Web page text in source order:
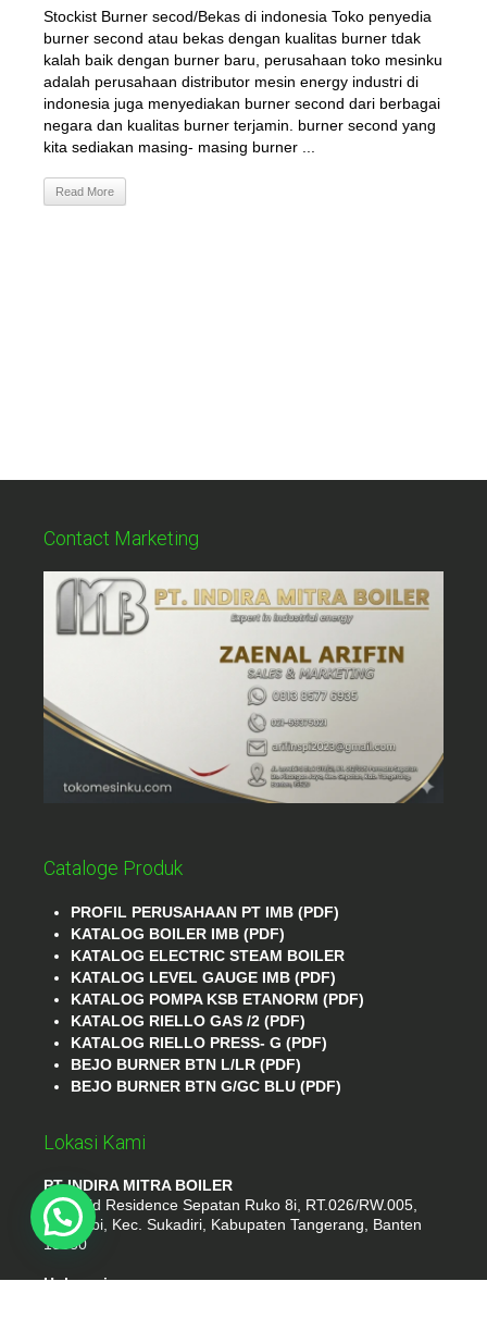
Stockist Burner secod/Bekas di indonesia Toko penyedia
burner second atau bekas dengan kualitas burner tdak
kalah baik dengan burner baru, perusahaan toko mesinku
adalah perusahaan distributor mesin energy industri di
indonesia juga menyediakan burner second dari berbagai
negara dan kualitas burner terjamin. burner second yang
kita sediakan masing- masing burner ...
Read More
Contact Marketing
Cataloge Produk
PROFIL PERUSAHAAN PT IMB (PDF)
KATALOG BOILER IMB (PDF)
KATALOG ELECTRIC STEAM BOILER
KATALOG LEVEL GAUGE IMB (PDF)
KATALOG POMPA KSB ETANORM (PDF)
KATALOG RIELLO GAS /2 (PDF)
KATALOG RIELLO PRESS- G (PDF)
BEJO BURNER BTN L/LR (PDF)
BEJO BURNER BTN G/GC BLU (PDF)
Lokasi Kami
PT INDIRA MITRA BOILER
Emerald Residence Sepatan Ruko 8i, RT.026/RW.005,
Kosambi, Kec. Sukadiri, Kabupaten Tangerang, Banten
15530
Hubungi